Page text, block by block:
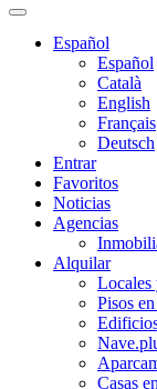
Español
Español
Català
English
Français
Deutsch
Entrar
Favoritos
Noticias
Agencias
Alquilar
Locales
Pisos en
Casas en